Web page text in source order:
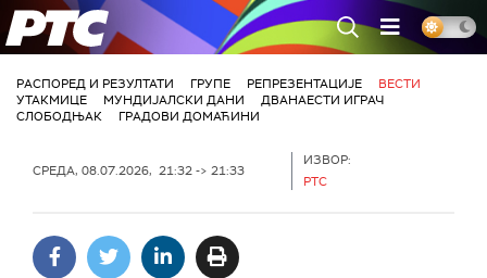
РТС
РАСПОРЕД И РЕЗУЛТАТИ ГРУПЕ РЕПРЕЗЕНТАЦИЈЕ
ВЕСТИ
УТАКМИЦЕ
МУНДИЈАЛСКИ ДАНИ
ДВАНАЕСТИ ИГРАЧ
СЛОБОДЊАК
ГРАДОВИ ДОМАЋИНИ
СРЕДА, 08.07.2026, 21:32 -> 21:33
ИЗВОР:
РТС